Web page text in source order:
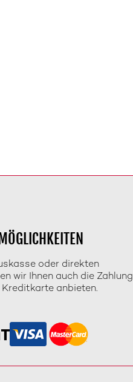
oder direkten
wir Ihnen auch die Zahlung
Kreditkarte anbieten.